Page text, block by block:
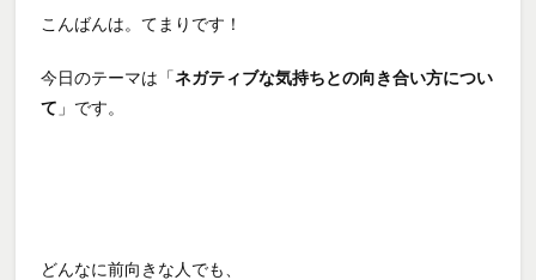
こんばんは。てまりです！
今日のテーマは「ネガティブな気持ちとの向き合い方につい
て 」です。
どんなに前向きな人でも、